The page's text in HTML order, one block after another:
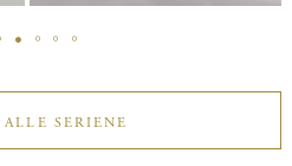
SERIENE